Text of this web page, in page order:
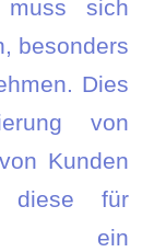
muss sich
besonders
Dies
von
Kunden
diese für
ein